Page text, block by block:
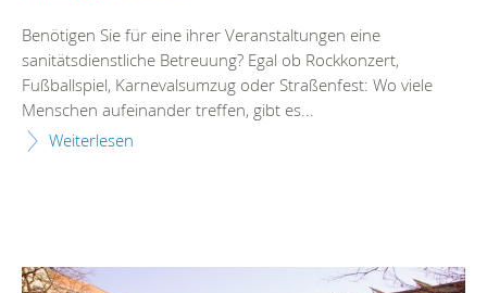
Benötigen Sie für eine ihrer Veranstaltungen eine
sanitätsdienstliche Betreuung? Egal ob Rockkonzert,
Fußballspiel, Karnevalsumzug oder Straßenfest: Wo viele
Menschen aufeinander treffen, gibt es...
Weiterlesen